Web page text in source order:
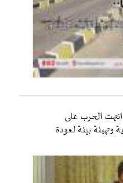
الحرب على
وتهيئة بيئة لعودة